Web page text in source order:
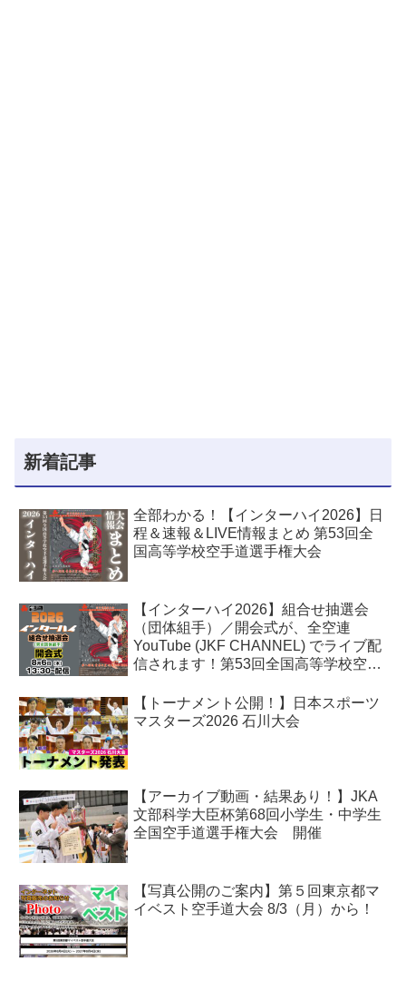
新着記事
全部わかる！【インターハイ2026】日
程＆速報＆LIVE情報まとめ 第53回全
国高等学校空手道選手権大会
【インターハイ2026】組合せ抽選会
（団体組手）／開会式が、全空連
YouTube (JKF CHANNEL) でライブ配
信されます！第53回全国高等学校空手
【トーナメント公開！】日本スポーツ
マスターズ2026 石川大会
【アーカイブ動画・結果あり！】JKA
文部科学大臣杯第68回小学生・中学生
全国空手道選手権大会 開催
【写真公開のご案内】第５回東京都マ
イベスト空手道大会 8/3（月）から！